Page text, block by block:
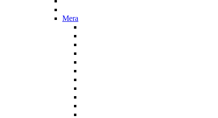
Mera